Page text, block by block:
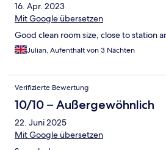
16. Apr. 2023
Mit Google übersetzen
Good clean room size, close to station
Julian, Aufenthalt von 3 Nächten
Verifizierte Bewertung
10/10 – Außergewöhnlich
22. Juni 2025
Mit Google übersetzen